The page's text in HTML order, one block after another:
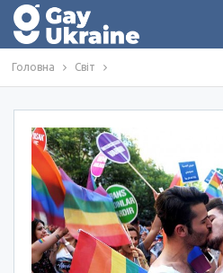
Головна Світ